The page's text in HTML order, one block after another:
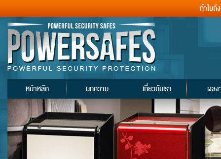
ทำไมถึ
หน้าหลัก บทความ เกี่ยวกับเรา ผลง